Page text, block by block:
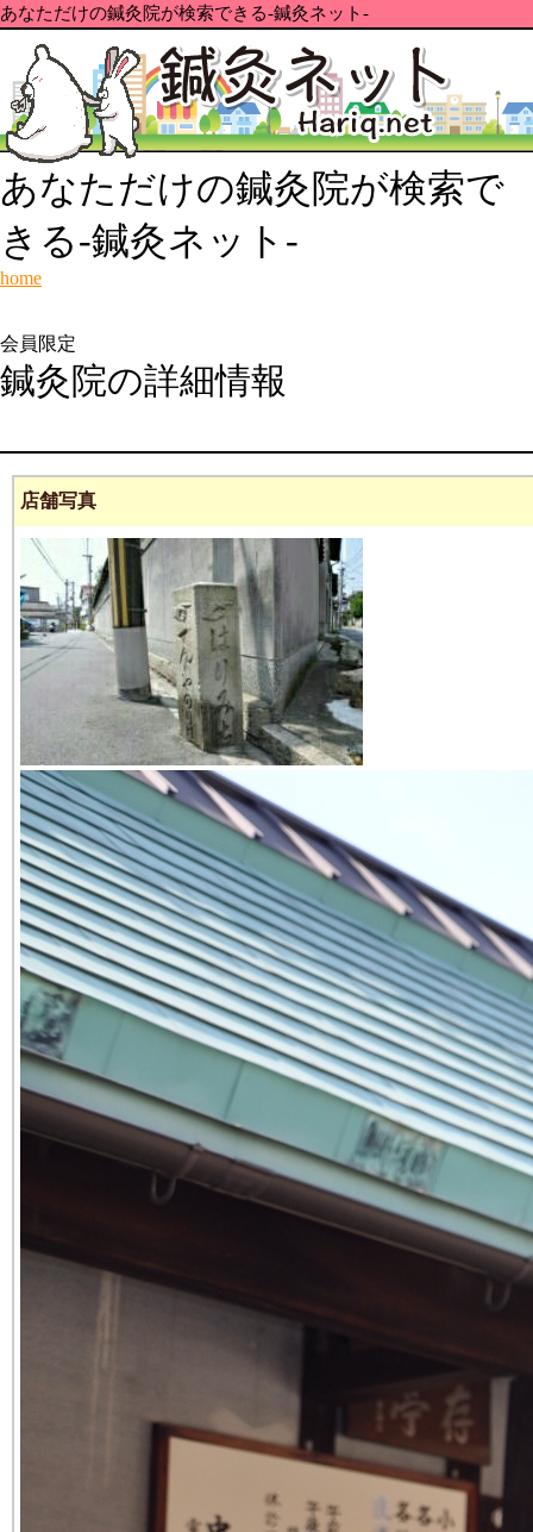
あなただけの鍼灸院が検索できる-鍼灸ネット-
あなただけの鍼灸院が検索で
きる-鍼灸ネット-
home
会員限定
鍼灸院の詳細情報
店舗写真